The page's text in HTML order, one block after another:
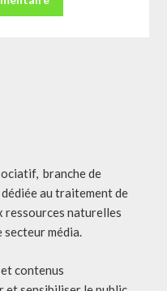
branche de
au traitement de
ressources naturelles
secteur média.
contenus